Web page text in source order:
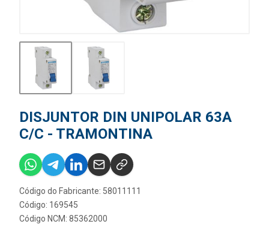
DISJUNTOR DIN UNIPOLAR 63A
C/C - TRAMONTINA
Código do Fabricante: 58011111
Código: 169545
Código NCM: 85362000